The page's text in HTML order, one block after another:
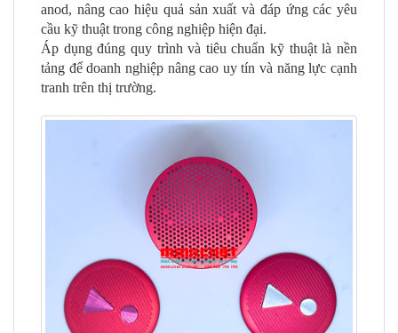
anod, nâng cao hiệu quả sản xuất và đáp ứng các yêu
cầu kỹ thuật trong công nghiệp hiện đại.
Áp dụng đúng quy trình và tiêu chuẩn kỹ thuật là nền
tảng để doanh nghiệp nâng cao uy tín và năng lực cạnh
tranh trên thị trường.